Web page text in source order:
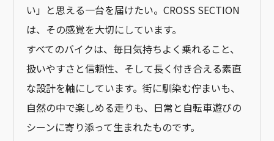
い」と思える一台を届けたい。CROSS SECTION
は、その感覚を大切にしています。
すべてのバイクは、毎日気持ちよく乗れること、
扱いやすさと信頼性、そして長く付き合える素直
な設計を軸にしています。街に馴染む佇まいも、
自然の中で楽しめる走りも、日常と自転車遊びの
シーンに寄り添って生まれたものです。